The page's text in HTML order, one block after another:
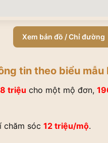
Xem bản đồ / Chỉ đường
tin theo biểu mẫu
triệu cho một mộ đơn,
chăm sóc 12 triệu/mộ.